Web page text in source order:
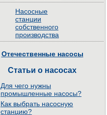
Насосные
станции
собственного
производства
Отечественные насосы
Статьи о насосах
Для чего нужны
промышленные насосы?
Как выбрать насосную
станцию?